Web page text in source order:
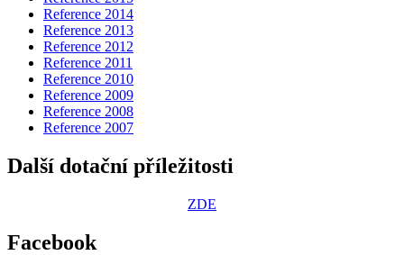
Reference 2014
Reference 2013
Reference 2012
Reference 2011
Reference 2010
Reference 2009
Reference 2008
Reference 2007
Další dotační příležitosti
ZDE
Facebook